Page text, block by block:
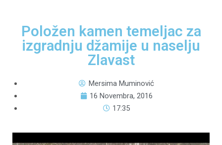
Položen kamen temeljac za
izgradnju džamije u naselju
Zlavast
Mersima Muminović
16 Novembra, 2016
17:35